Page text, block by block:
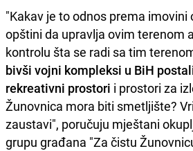
"Kakav je to odnos prema imovini
opštini da upravlja ovim terenom
kontrolu šta se radi sa tim
bivši vojni kompleksi u BiH
rekreativni prostori i prostori za
Žunovnica mora biti smetljište?
zaustavi", poručuju mještani
grupu građana "Za čistu